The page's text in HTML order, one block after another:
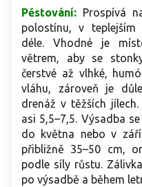
Pěstování: Prospívá
polostínu, v teplejším
déle. Vhodné je
větrem, aby se
čerstvé až vlhké,
vláhu, zároveň je
drenáž v těžších
asi 5,5–7,5. Výsadba
do května nebo v
přibližně 35–50 cm,
podle síly růstu.
po výsadbě a během